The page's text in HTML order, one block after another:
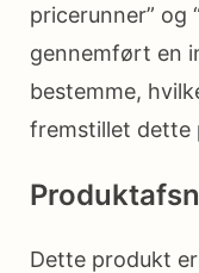
pricerunner” og
gennemført en
bestemme,
fremstillet dette
Dette produkt